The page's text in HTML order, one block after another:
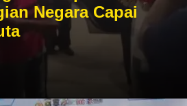
Negara Capai